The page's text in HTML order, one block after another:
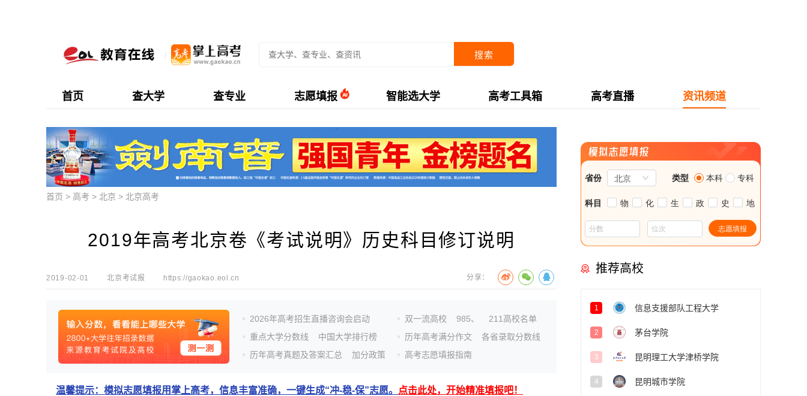
搜索
首页 查大学 查专业 志愿填报 智能选大学 高考工具箱 高考直播 资讯频道
首页 > 高考 > 北京 > 北京高考
2019年高考北京卷《考试说明》历史科目修订说明
2019-02-01 北京考试报 https://gaokao.eol.cn 分享：
2026年高考招生直播咨询会启动
重点大学分数线
中国大学排行榜
历年高考真题及答案汇总
加分政策
双一流高校 985、
211高校名单
历年高考满分作文
各省录取分数线
高考志愿填报指南
温馨提示：模拟志愿填报用掌上高考，信息丰富准确，一键生成“冲-稳-保”志愿。 点击此处，开始精准填报吧！
推荐高校
1 信息支援部队工程大学
2 茅台学院
3 昆明理工大学津桥学院
4 昆明城市学院